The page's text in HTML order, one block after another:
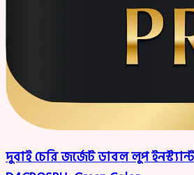
দুবাই চেরি জর্জেট ডাবল লুপ